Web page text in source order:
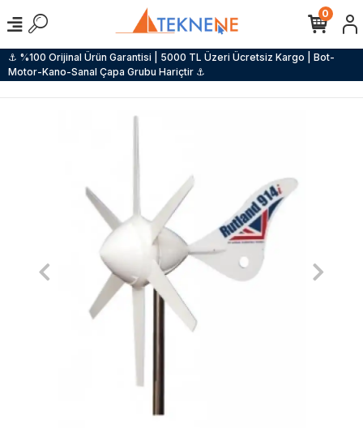
⚓ %100 Orijinal Ürün Garantisi | 5000 TL Üzeri Ücretsiz Kargo | Bot-
Motor-Kano-Sanal Çapa Grubu Hariçtir ⚓
0